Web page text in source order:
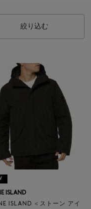
絞り込む
ISLAND
ISLAND ＜ストーン アイ